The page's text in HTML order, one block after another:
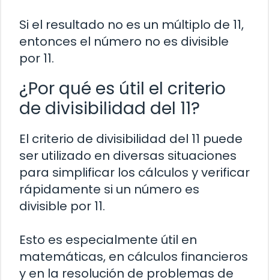
Si el resultado no es un múltiplo de 11,
entonces el número no es divisible
por 11.
¿Por qué es útil el criterio
de divisibilidad del 11?
El criterio de divisibilidad del 11 puede
ser utilizado en diversas situaciones
para simplificar los cálculos y verificar
rápidamente si un número es
divisible por 11.
Esto es especialmente útil en
matemáticas, en cálculos financieros
y en la resolución de problemas de